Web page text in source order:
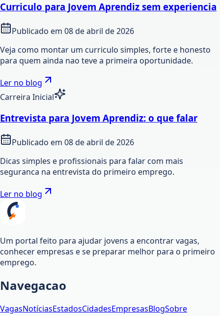
Curriculo para Jovem Aprendiz sem experiencia
Publicado em 08 de abril de 2026
Veja como montar um curriculo simples, forte e honesto
para quem ainda nao teve a primeira oportunidade.
Ler no blog
Carreira Inicial
Entrevista para Jovem Aprendiz: o que falar
Publicado em 08 de abril de 2026
Dicas simples e profissionais para falar com mais
seguranca na entrevista do primeiro emprego.
Ler no blog
Um portal feito para ajudar jovens a encontrar vagas,
conhecer empresas e se preparar melhor para o primeiro
emprego.
Navegacao
VagasNotíciasEstadosCidadesEmpresasBlogSobre